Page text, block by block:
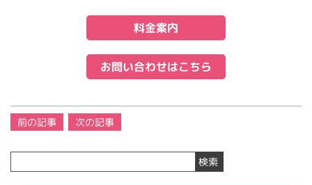
料金案内
お問い合わせはこちら
投
稿
ナ
前の記事 次の記事
検索